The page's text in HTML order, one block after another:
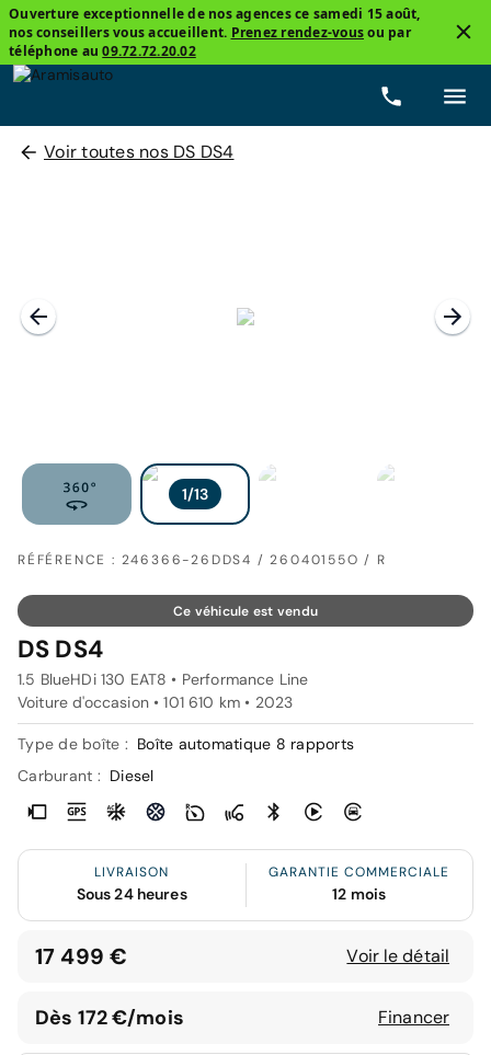
Ouverture exceptionnelle de nos agences ce samedi 15 août,
nos conseillers vous accueillent. Prenez rendez-vousou par
téléphone au09.72.72.20.02
Voir toutes nos DS DS4
RÉFÉRENCE : 246366-26DDS4 / 26040155O / R
Ce véhicule est vendu
DS DS4
1.5 BlueHDi 130 EAT8 • Performance Line
Voiture d'occasion • 101 610 km • 2023
Type de boîte : Boîte automatique 8 rapports
Carburant : Diesel
LIVRAISON
Sous 24 heures
GARANTIE COMMERCIALE
12 mois
17 499 € Voir le détail
Dès 172 €/mois Financer